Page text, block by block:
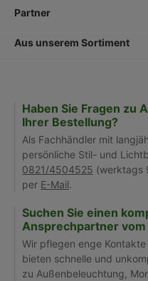
Partner
Aus unserem Sortiment
Haben Sie Fragen zu
Ihrer Bestellung?
Als Fachhändler mit
persönliche Stil- und
0821/4504525 (werktags
per E-Mail.
Suchen Sie einen
Ansprechpartner vom
Wir pflegen enge
bieten schnelle und
zu Außenbeleuchtung,